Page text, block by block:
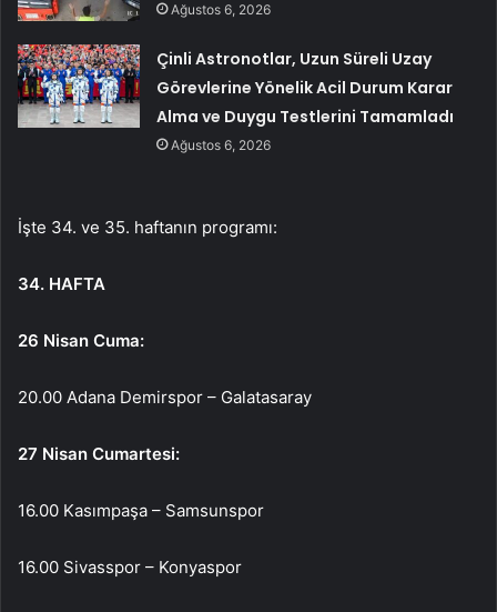
Ağustos 6, 2026
Çinli Astronotlar, Uzun Süreli Uzay
Görevlerine Yönelik Acil Durum Karar
Alma ve Duygu Testlerini Tamamladı
Ağustos 6, 2026
İşte 34. ve 35. haftanın programı:
34. HAFTA
26 Nisan Cuma:
20.00 Adana Demirspor – Galatasaray
27 Nisan Cumartesi:
16.00 Kasımpaşa – Samsunspor
16.00 Sivasspor – Konyaspor